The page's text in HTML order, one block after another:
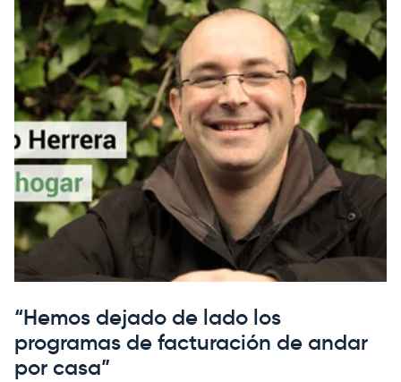
“Hemos dejado de lado los
programas de facturación de andar
por casa”